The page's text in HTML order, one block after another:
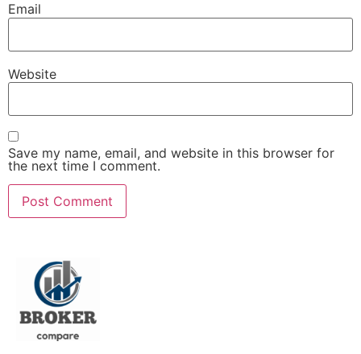
Email
Website
Save my name, email, and website in this browser for
the next time I comment.